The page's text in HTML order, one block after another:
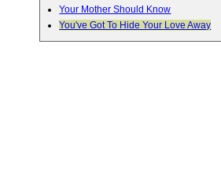
Your Mother Should Know
You've Got To Hide Your Love Away